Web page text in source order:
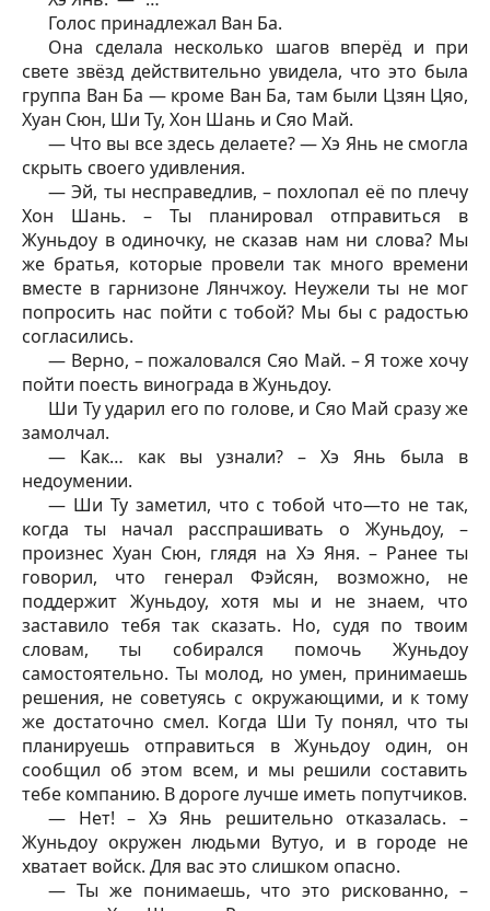
Голос принадлежал Ван Ба.
Она сделала несколько шагов вперёд и при
свете звёзд действительно увидела, что это была
группа Ван Ба — кроме Ван Ба, там были Цзян Цяо,
Хуан Сюн, Ши Ту, Хон Шань и Сяо Май.
— Что вы все здесь делаете? — Хэ Янь не смогла
скрыть своего удивления.
— Эй, ты несправедлив, – похлопал её по плечу
Хон Шань. – Ты планировал отправиться в
Жуньдоу в одиночку, не сказав нам ни слова? Мы
же братья, которые провели так много времени
вместе в гарнизоне Лянчжоу. Неужели ты не мог
попросить нас пойти с тобой? Мы бы с радостью
согласились.
— Верно, – пожаловался Сяо Май. – Я тоже хочу
пойти поесть винограда в Жуньдоу.
Ши Ту ударил его по голове, и Сяо Май сразу же
замолчал.
— Как… как вы узнали? – Хэ Янь была в
недоумении.
— Ши Ту заметил, что с тобой что—то не так,
когда ты начал расспрашивать о Жуньдоу, –
произнес Хуан Сюн, глядя на Хэ Яня. – Ранее ты
говорил, что генерал Фэйсян, возможно, не
поддержит Жуньдоу, хотя мы и не знаем, что
заставило тебя так сказать. Но, судя по твоим
словам, ты собирался помочь Жуньдоу
самостоятельно. Ты молод, но умен, принимаешь
решения, не советуясь с окружающими, и к тому
же достаточно смел. Когда Ши Ту понял, что ты
планируешь отправиться в Жуньдоу один, он
сообщил об этом всем, и мы решили составить
тебе компанию. В дороге лучше иметь попутчиков.
— Нет! – Хэ Янь решительно отказалась. –
Жуньдоу окружен людьми Вутуо, и в городе не
хватает войск. Для вас это слишком опасно.
— Ты же понимаешь, что это рискованно, –